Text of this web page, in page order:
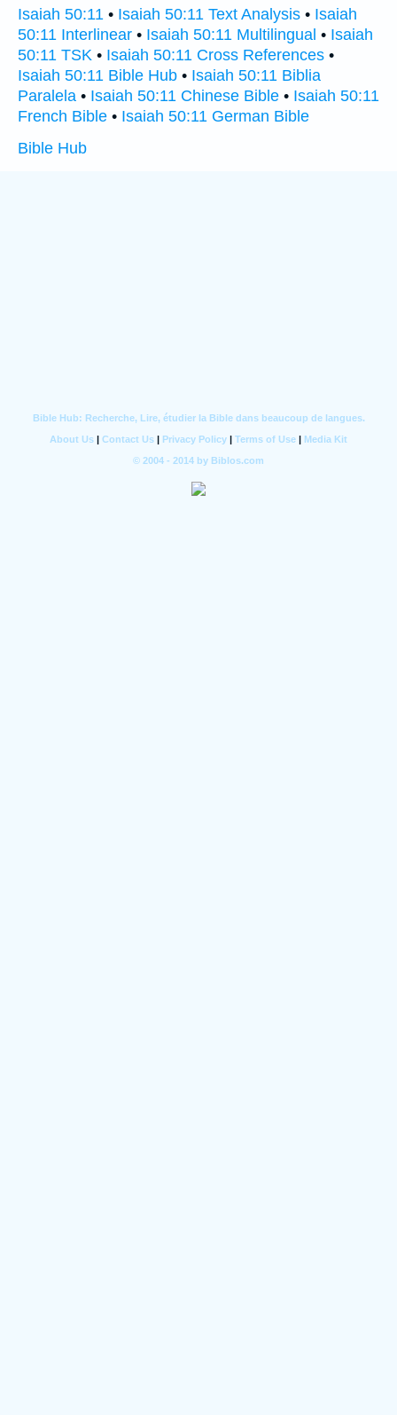
Isaiah 50:11 • Isaiah 50:11 Text Analysis • Isaiah
50:11 Interlinear • Isaiah 50:11 Multilingual • Isaiah
50:11 TSK • Isaiah 50:11 Cross References •
Isaiah 50:11 Bible Hub • Isaiah 50:11 Biblia
Paralela • Isaiah 50:11 Chinese Bible • Isaiah 50:11
French Bible • Isaiah 50:11 German Bible
Bible Hub